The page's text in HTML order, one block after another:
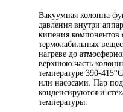
Вакуумная колонна
давления внутри
кипения компонентов
термолабильных
нагреве до
верхнюю часть
температуре 390-
или насосами. Пар
конденсируются и
температуры.